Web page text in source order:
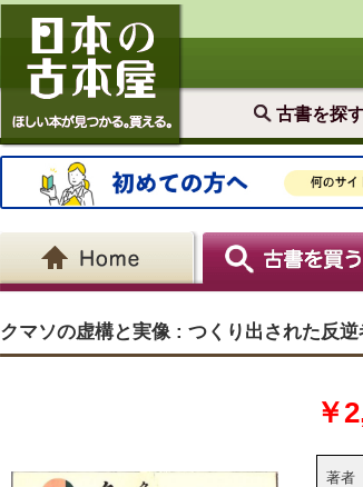
古書を探
クマソの虚構と実像 : つくり出された反逆
￥
著者